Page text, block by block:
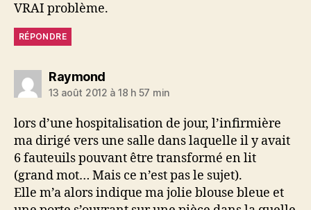
VRAI problème.
RÉPONDRE
Raymonddit :
13 août 2012 à 18 h 57 min
lors d’une hospitalisation de jour, l’infirmière
ma dirigé vers une salle dans laquelle il y avait
6 fauteuils pouvant être transformé en lit
(grand mot… Mais ce n’est pas le sujet).
Elle m’a alors indique ma jolie blouse bleue et